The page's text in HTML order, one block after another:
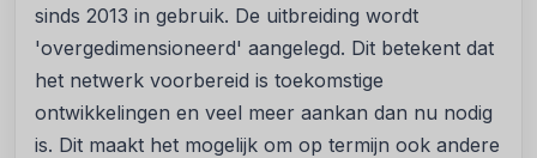
sinds 2013 in gebruik. De uitbreiding wordt
'overgedimensioneerd' aangelegd. Dit betekent dat
het netwerk voorbereid is toekomstige
ontwikkelingen en veel meer aankan dan nu nodig
is. Dit maakt het mogelijk om op termijn ook andere